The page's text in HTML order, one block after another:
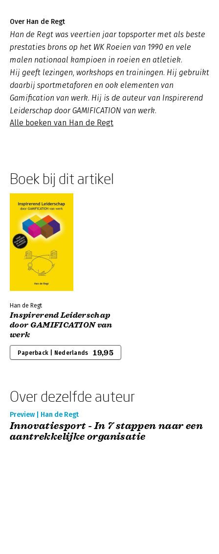
Over Han de Regt
Han de Regt was veertien jaar topsporter met als beste
prestaties brons op het WK Roeien van 1990 en vele
malen nationaal kampioen in roeien en atletiek.
Hij geeft lezingen, workshops en trainingen. Hij gebruikt
daarbij sportmetaforen en ook elementen van
Gamification van werk. Hij is de auteur van Inspirerend
Leiderschap door GAMIFICATION van werk.
Alle boeken van Han de Regt
Boek bij dit artikel
Han de Regt
Inspirerend Leiderschap
door GAMIFICATION van
werk
Paperback | Nederlands 19,95
Over dezelfde auteur
Preview | Han de Regt
Innovatiesport - In 7 stappen naar een
aantrekkelijke organisatie